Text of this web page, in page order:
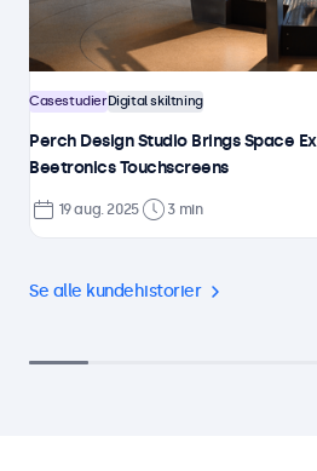
Se alle kundehistorier
CasestudierDigital skiltning
Perch Design Studio Brings Space
Beetronics Touchscreens
19 aug. 2025 3 min